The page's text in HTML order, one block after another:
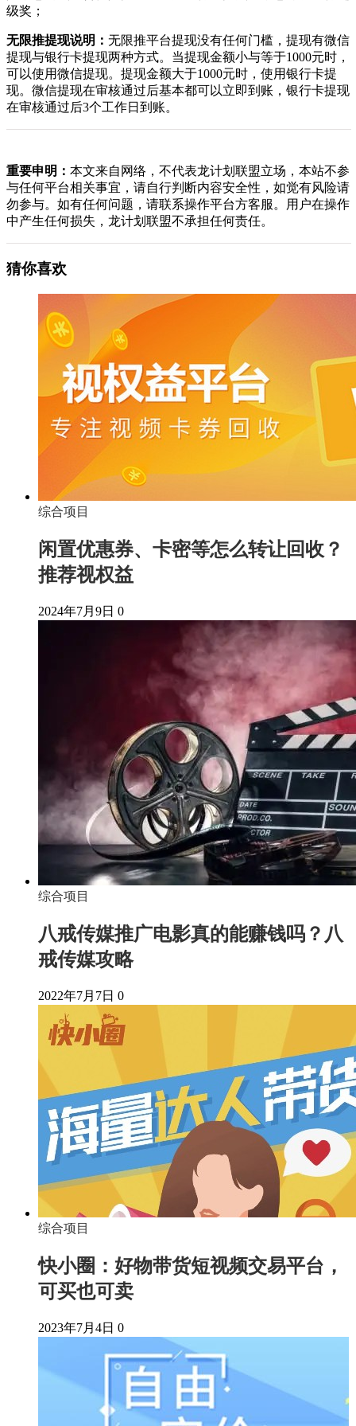
级奖；
无限推提现说明： 无限推平台提现没有任何门槛，提现有微信
提现与银行卡提现两种方式。当提现金额小与等于1000元时，
可以使用微信提现。提现金额大于1000元时，使用银行卡提
现。微信提现在审核通过后基本都可以立即到账，银行卡提现
在审核通过后3个工作日到账。
重要申明： 本文来自网络，不代表龙计划联盟立场，本站不参
与任何平台相关事宜，请自行判断内容安全性，如觉有风险请
勿参与。如有任何问题，请联系操作平台方客服。用户在操作
中产生任何损失，龙计划联盟不承担任何责任。
猜你喜欢
综合项目
闲置优惠券、卡密等怎么转让回收？
推荐视权益
2024年7月9日 0
综合项目
八戒传媒推广电影真的能赚钱吗？八
戒传媒攻略
2022年7月7日 0
综合项目
快小圈：好物带货短视频交易平台，
可买也可卖
2023年7月4日 0